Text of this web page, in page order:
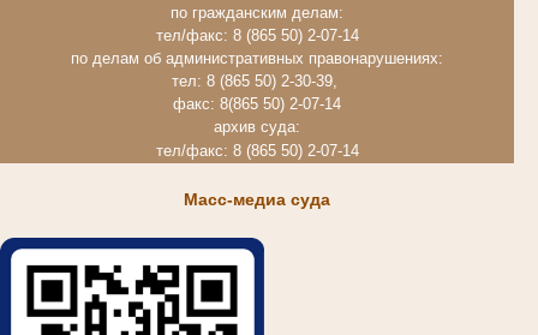
по гражданским делам:
тел/факс: 8 (865 50) 2-07-14
по делам об административных правонарушениях:
тел: 8 (865 50) 2-30-39,
факс: 8(865 50) 2-07-14
архив суда:
тел/факс: 8 (865 50) 2-07-14
Масс-медиа суда